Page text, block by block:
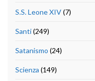
S.S. Leone XIV(7)
Santi(249)
Satanismo (24)
Scienza (149)